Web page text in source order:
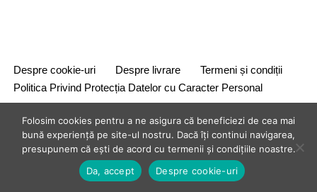
Despre cookie-uri Despre livrare
Termeni și condiții
Politica Privind Protecția Datelor cu Caracter Personal
{site_title} {current_year}
Folosim cookies pentru a ne asigura că beneficiezi de cea mai
bună experiență pe site-ul nostru. Dacă îți continui navigarea,
presupunem că ești de acord cu termenii și condițiile noastre.
Da, accept
Despre cookie-uri